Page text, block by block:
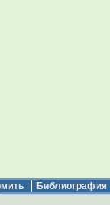
Библиография